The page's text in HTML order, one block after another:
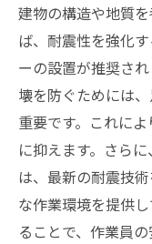
建物の構造や地質
ば、耐震性を強化
ーの設置が推奨さ
壊を防ぐためには
重要です。これに
に抑えます。さら
は、最新の耐震技
な作業環境を提供
ることで、作業員